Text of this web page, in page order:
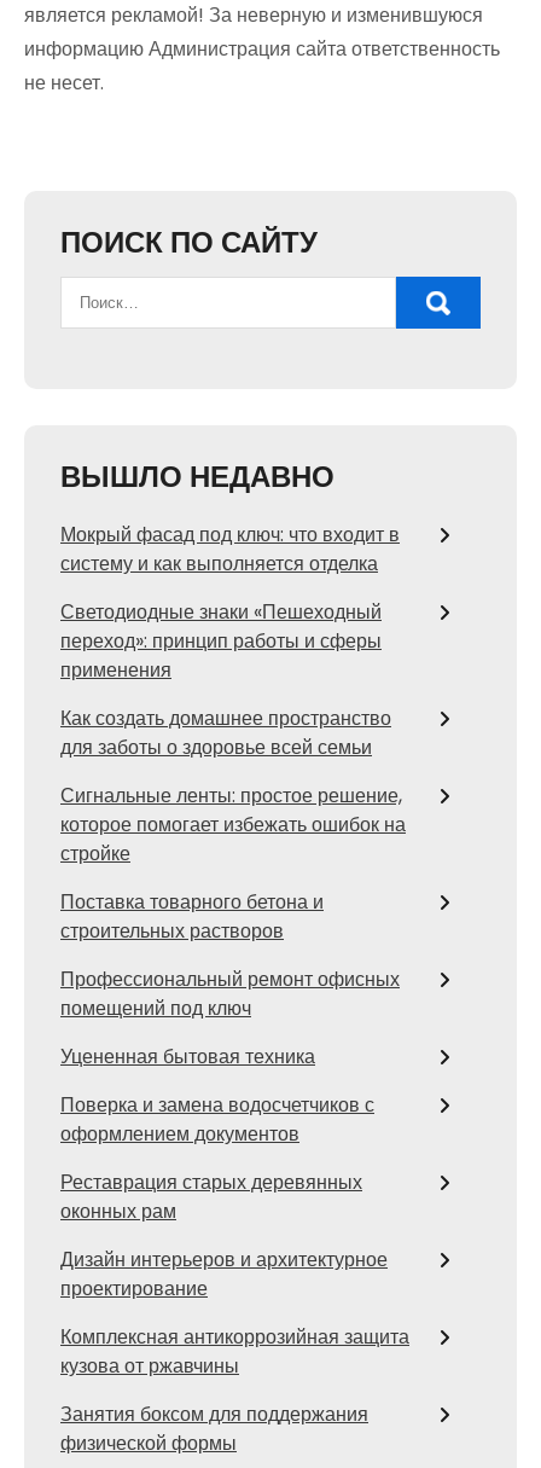
является рекламой! За неверную и изменившуюся
информацию Администрация сайта ответственность
не несет.
ПОИСК ПО САЙТУ
ВЫШЛО НЕДАВНО
Мокрый фасад под ключ: что входит в
систему и как выполняется отделка
Светодиодные знаки «Пешеходный
переход»: принцип работы и сферы
применения
Как создать домашнее пространство
для заботы о здоровье всей семьи
Сигнальные ленты: простое решение,
которое помогает избежать ошибок на
стройке
Поставка товарного бетона и
строительных растворов
Профессиональный ремонт офисных
помещений под ключ
Уцененная бытовая техника
Поверка и замена водосчетчиков с
оформлением документов
Реставрация старых деревянных
оконных рам
Дизайн интерьеров и архитектурное
проектирование
Комплексная антикоррозийная защита
кузова от ржавчины
Занятия боксом для поддержания
физической формы